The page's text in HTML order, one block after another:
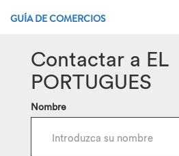
GUÍA DE COMERCIOS
Contactar a EL
PORTUGUES
Nombre